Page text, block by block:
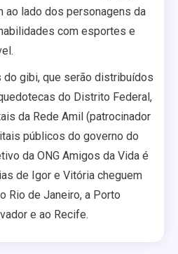
ao lado dos personagens da
com esportes e
do gibi, que serão distribuídos
do Distrito Federal,
da Rede Amil (patrocinador
públicos do governo do
da ONG Amigos da Vida é
de Igor e Vitória cheguem
Rio de Janeiro, a Porto
e ao Recife.